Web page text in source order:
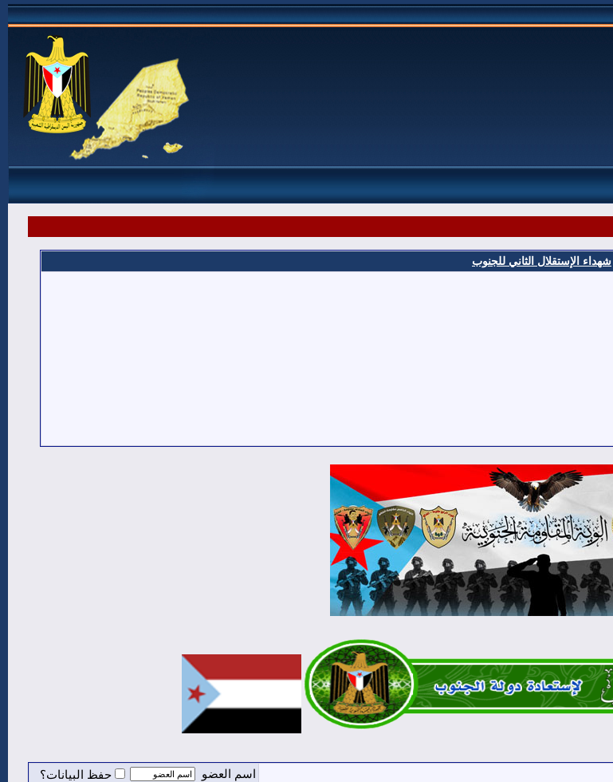
شهداء الإستقلال الثاني للجنوب
اسم العضو
حفظ البيانات؟